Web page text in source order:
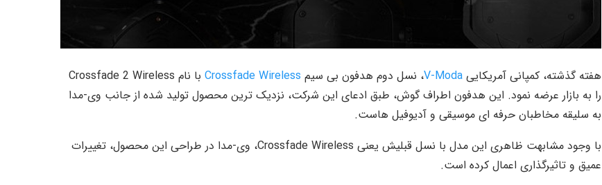
هفته گذشته، کمپانی آمریکاییV-Moda، نسل دوم هدفون بی سیم Crossfade Wireless
با نام Crossfade 2 Wireless
را به بازار عرضه نمود. این هدفون اطراف گوش، طبق ادعای این شرکت، نزدیک ترین محصول تولید شده از جانب وی-مدا
به سلیقه مخاطبان حرفه ای موسیقی و آدیوفیل هاست.
با وجود مشابهت ظاهری این مدل با نسل قبلیش یعنی Crossfade Wireless، وی-مدا در طراحی این محصول، تغییرات
عمیق و تاثیرگذاری اعمال کرده است.